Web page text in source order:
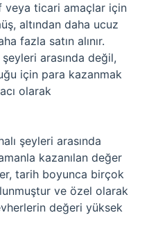
veya ticari amaçlar için
altından daha ucuz
fazla satın alınır.
şeyleri arasında değil,
için para kazanmak
olarak
şeyleri arasında
kazanılan değer
tarih boyunca birçok
ve özel olarak
değeri yüksek